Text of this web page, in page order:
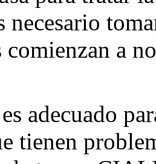
necesario
comienzan a
adecuado
tienen